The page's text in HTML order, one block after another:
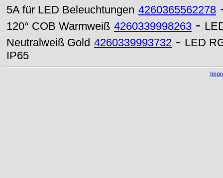
5A für LED Beleuchtungen 4260365562278
120° COB Warmweiß 4260339998263 -
Neutralweiß Gold 4260339993732 - LED
IP65